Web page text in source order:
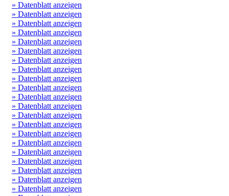
» Datenblatt anzeigen
» Datenblatt anzeigen
» Datenblatt anzeigen
» Datenblatt anzeigen
» Datenblatt anzeigen
» Datenblatt anzeigen
» Datenblatt anzeigen
» Datenblatt anzeigen
» Datenblatt anzeigen
» Datenblatt anzeigen
» Datenblatt anzeigen
» Datenblatt anzeigen
» Datenblatt anzeigen
» Datenblatt anzeigen
» Datenblatt anzeigen
» Datenblatt anzeigen
» Datenblatt anzeigen
» Datenblatt anzeigen
» Datenblatt anzeigen
» Datenblatt anzeigen
» Datenblatt anzeigen